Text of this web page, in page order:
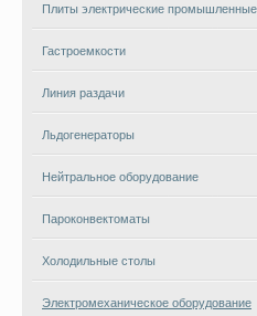
Плиты электрические промышленные
Гастроемкости
Линия раздачи
Льдогенераторы
Нейтральное оборудование
Пароконвектоматы
Холодильные столы
Электромеханическое оборудование